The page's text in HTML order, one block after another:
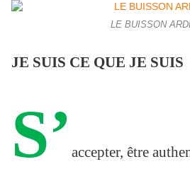
LE BUISSON
JE SUIS CE QUE JE SUIS
S’ accepter, être